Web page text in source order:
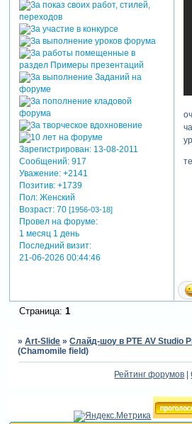
Зарегистрирован: 13-08-2011
Сообщений:917
Уважение: +2141
Позитив: +1739
Пол:Женский
Возраст:70 [1956-03-18]
Провел на форуме:
1 месяц 1 день
Последний визит:
21-06-2026 00:44:46
Страница: 1
»Art-Slide »Слайд-шоу в PTE AV Studio
(Chamomile field)
Рейтинг форумов |